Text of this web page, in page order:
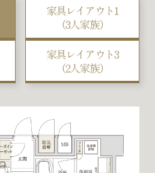
家具レイアウト1
（3人家族）
家具レイアウト3
（2人家族）